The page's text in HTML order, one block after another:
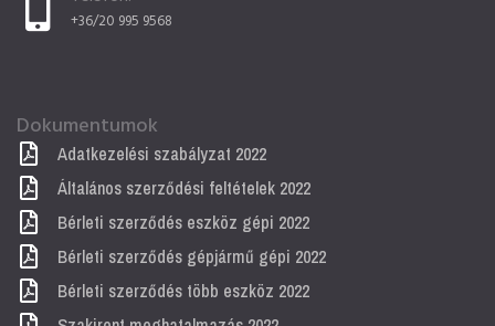
+36/20 995 9568
Dokumentumok
Adatkezelési szabályzat 2022
Általános szerződési feltételek 2022
Bérleti szerződés eszköz gépi 2022
Bérleti szerződés gépjármű gépi 2022
Bérleti szerződés több eszköz 2022